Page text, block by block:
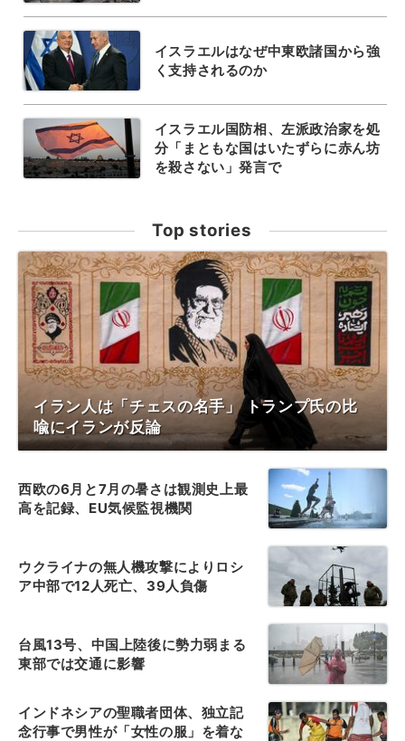
イスラエルはなぜ中東欧諸国から強
く支持されるのか
イスラエル国防相、左派政治家を処
分「まともな国はいたずらに赤ん坊
を殺さない」発言で
Top stories
イラン人は「チェスの名手」 トランプ氏の比
喩にイランが反論
西欧の6月と7月の暑さは観測史上最
高を記録、EU気候監視機関
ウクライナの無人機攻撃によりロシ
ア中部で12人死亡、39人負傷
台風13号、中国上陸後に勢力弱まる
東部では交通に影響
インドネシアの聖職者団体、独立記
念行事で男性が「女性の服」を着な